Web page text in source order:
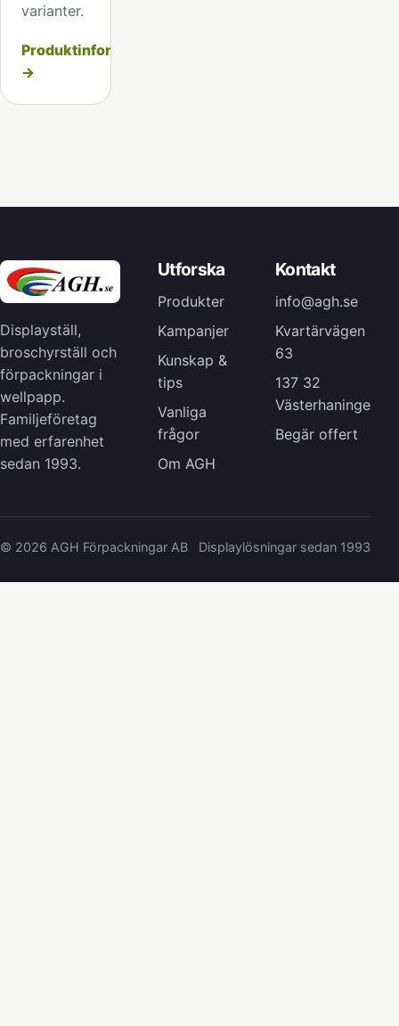
varianter.
Produktinformation
→
Displayställ,
broschyrställ och
förpackningar i
wellpapp.
Familjeföretag
med erfarenhet
sedan 1993.
Utforska
Produkter
Kampanjer
Kunskap &
tips
Vanliga
frågor
Om AGH
Kontakt
info@agh.se
Kvartärvägen
63
137 32
Västerhaninge
Begär offert
© 2026 AGH Förpackningar AB Displaylösningar sedan 1993